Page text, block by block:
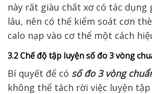
này rất giàu chất xơ có tác dụng
lâu, nên có thể kiểm soát cơn
calo nạp vào cơ thể một cách
3.2 Chế độ tập luyện số đo 3 vòng
Bí quyết để có số đo 3 vòng
không thể tách rời việc luyện